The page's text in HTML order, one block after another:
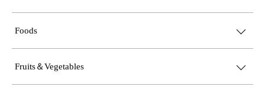
Foods
Fruits＆Vegetables